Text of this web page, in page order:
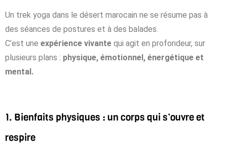
Un trek yoga dans le désert marocain ne se résume pas à
des séances de postures et à des balades.
C’est une expérience vivante qui agit en profondeur, sur
plusieurs plans : physique, émotionnel, énergétique et
mental.
1. Bienfaits physiques : un corps qui s’ouvre et
respire